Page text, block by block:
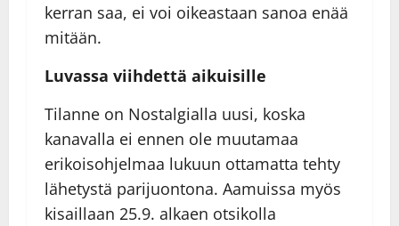
kerran saa, ei voi oikeastaan sanoa enää
mitään.
Luvassa viihdettä aikuisille
Tilanne on Nostalgialla uusi, koska
kanavalla ei ennen ole muutamaa
erikoisohjelmaa lukuun ottamatta tehty
lähetystä parijuontona. Aamuissa myös
kisaillaan 25.9. alkaen otsikolla